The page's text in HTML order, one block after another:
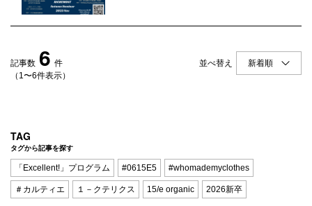
記事数 6 件
（1〜6件表示）
並べ替え
TAG
タグから記事を探す
「Excellent!」プログラム #0615E5 #whomademyclothes
＃カルティエ １－クテリクス 15/e organic 2026新卒